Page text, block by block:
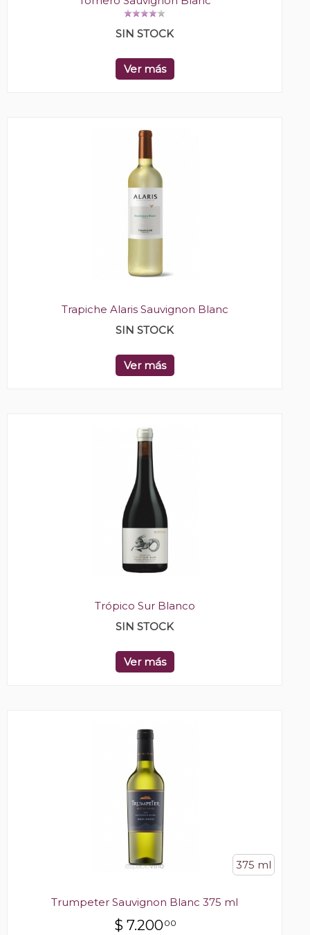
SIN STOCK
Ver más
Trapiche Alaris Sauvignon Blanc
SIN STOCK
Ver más
Trópico Sur Blanco
SIN STOCK
Ver más
375 ml
Trumpeter Sauvignon Blanc 375 ml
$ 7.20000